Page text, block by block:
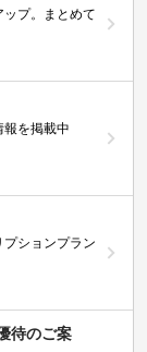
プ。まとめて
を掲載中
ションプラン
待のご案